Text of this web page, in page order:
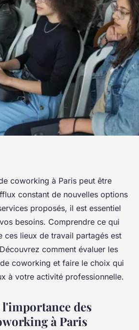
de coworking à
faire le bon
2024•4 min de lecture
coworking à Paris peut être
constant de nouvelles options
proposés, il est essentiel
besoins. Comprendre ce qui
ces lieux de travail partagés est
comment évaluer les
coworking et faire le choix qui
à votre activité professionnelle.
des
à Paris